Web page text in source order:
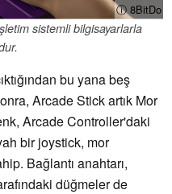
ⓘ 8BitDo
sistemli bilgisayarlarla
bu yana beş
Arcade Stick artık Mor
Arcade Controller'daki
bir joystick, mor
Bağlantı anahtarı,
düğmeler de